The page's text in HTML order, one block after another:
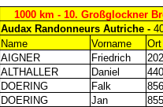
1000 km - 10. Großglockner
Audax Randonneurs Autriche -
Name
Vorname
Ort
AIGNER
Friedrich
ALTHALLER
Daniel
DOERING
Falk
DOERING
Jan